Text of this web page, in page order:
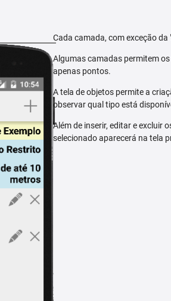
Cada camada, com exceção
Algumas camadas permitem
apenas pontos.
A tela de objetos permite a
observar qual tipo está
Além de inserir, editar e excluir
selecionado aparecerá na tela